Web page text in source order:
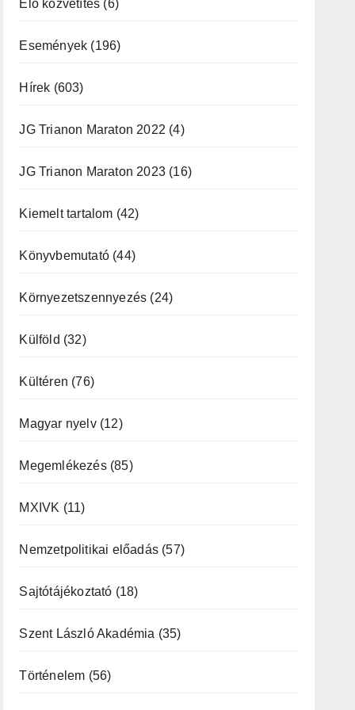
Élő közvetítés (6)
Események (196)
Hírek (603)
JG Trianon Maraton 2022 (4)
JG Trianon Maraton 2023(16)
Kiemelt tartalom (42)
Könyvbemutató(44)
Környezetszennyezés (24)
Külföld (32)
Kültéren (76)
Magyar nyelv(12)
Megemlékezés(85)
MXIVK (11)
Nemzetpolitikai előadás(57)
Sajtótájékoztató (18)
Szent László Akadémia (35)
Történelem (56)